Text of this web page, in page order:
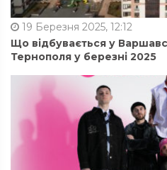
19 Березня 2025, 12:12
Що відбувається у
Тернополя у березні 2025